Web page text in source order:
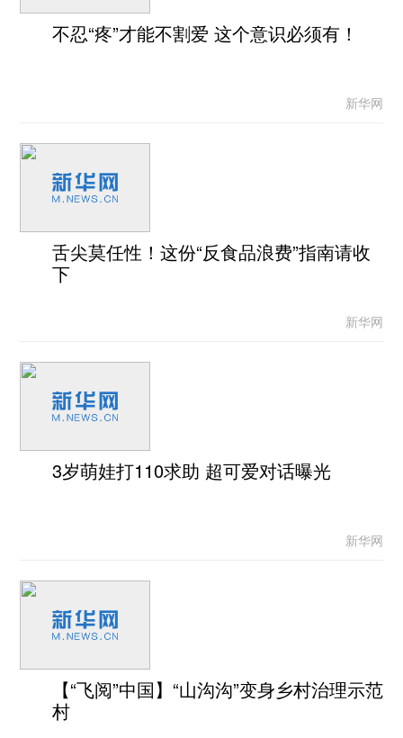
不忍“疼”才能不割爱 这个意识必须有！
新华网
舌尖莫任性！这份“反食品浪费”指南请收
下
新华网
3岁萌娃打110求助 超可爱对话曝光
新华网
【“飞阅”中国】“山沟沟”变身乡村治理示范
村